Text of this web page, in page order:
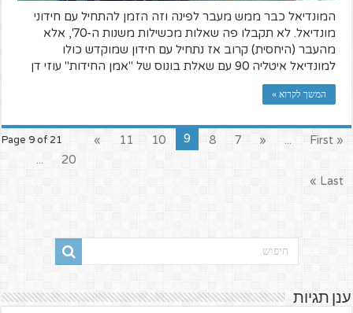
המונדיאל כבר ממש מעבר לפינה וזה הזמן להתחיל עם חידוני
מונדיאל. לא תקבלו פה שאלות מכשילות משנות ה-70', אלא
מהעבר (היחסית) קרוב אז נתחיל עם חידון שמוקדש כולו
למונדיאל איטליה 90 עם שאלת בונוס של "אמן החידות" עוזי דן
המשך לקרוא »
Page 9 of 21 « First
...
«
7
8
9
10
11
»
20
...
Last »
ענן תגיות